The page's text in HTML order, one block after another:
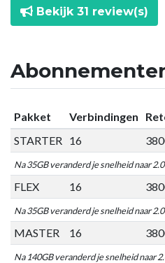
Bekijk 31 review(s)
Pakket Verbindingen
STARTER
16
Na 35GB veranderd je snelheid naar
FLEX 16
Na 35GB veranderd je snelheid naar
MASTER 16
Na 140GB veranderd je snelheid naar